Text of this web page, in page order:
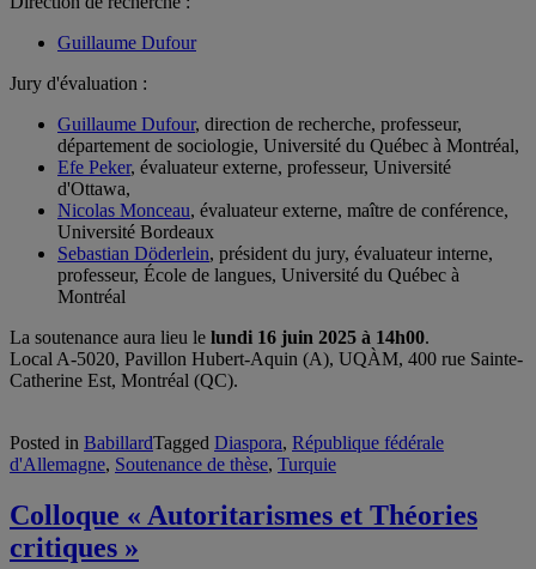
Guillaume Dufour
Jury d'évaluation :
Guillaume Dufour, direction de recherche, professeur,
département de sociologie, Université du Québec à Montréal,
Efe Peker, évaluateur externe, professeur, Université
d'Ottawa,
Nicolas Monceau, évaluateur externe, maître de conférence,
Université Bordeaux
Sebastian Döderlein, président du jury, évaluateur interne,
professeur, École de langues, Université du Québec à
Montréal
La soutenance aura lieu le lundi 16 juin 2025 à 14h00.
Local A-5020, Pavillon Hubert-Aquin (A), UQÀM, 400 rue Sainte-
Catherine Est, Montréal (QC).
Posted in BabillardTagged Diaspora, République fédérale
d'Allemagne, Soutenance de thèse, Turquie
Colloque « Autoritarismes et Théories
critiques »